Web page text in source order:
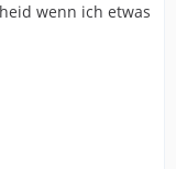
wenn ich etwas